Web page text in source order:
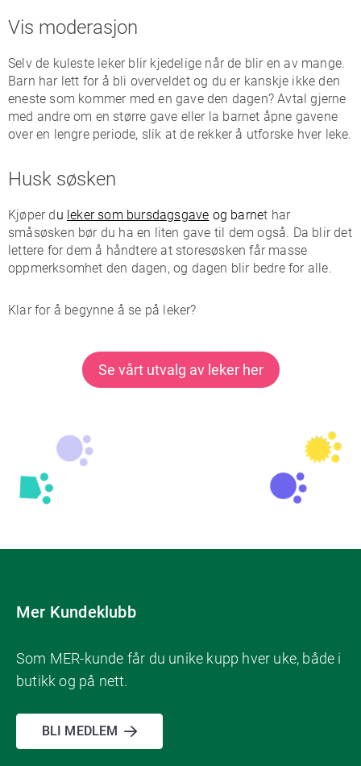
Vis moderasjon
Selv de kuleste leker blir kjedelige når de blir en av mange.
Barn har lett for å bli overveldet og du er kanskje ikke den
eneste som kommer med en gave den dagen? Avtal gjerne
med andre om en større gave eller la barnet åpne gavene
over en lengre periode, slik at de rekker å utforske hver leke.
Husk søsken
Kjøper du leker som bursdagsgave og barnet har
småsøsken bør du ha en liten gave til dem også. Da blir det
lettere for dem å håndtere at storesøsken får masse
oppmerksomhet den dagen, og dagen blir bedre for alle.
Klar for å begynne å se på leker?
Se vårt utvalg av leker her
Mer Kundeklubb
Som MER-kunde får du unike kupp hver uke, både i
butikk og på nett.
BLI MEDLEM